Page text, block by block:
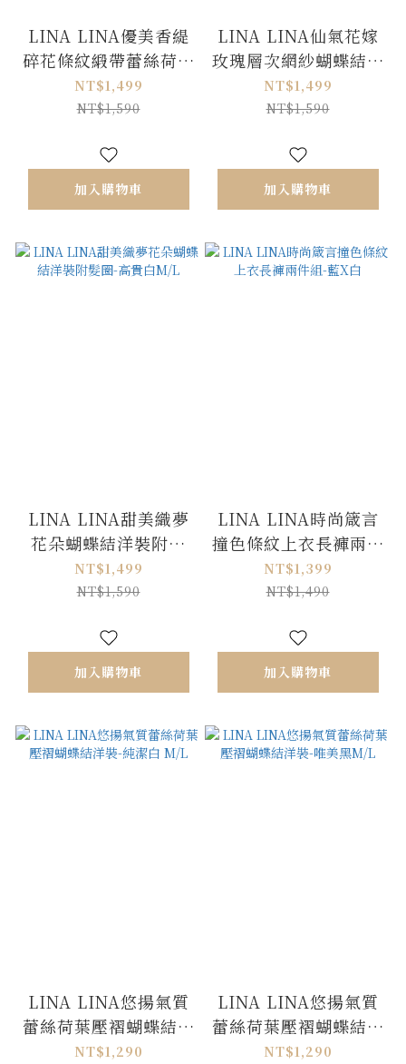
LINA LINA優美香緹
碎花條紋緞帶蕾絲荷葉
洋裝-唯美紫
NT$1,499
NT$1,590
加入購物車
LINA LINA仙氣花嫁
玫瑰層次網紗蝴蝶結洋
裝-奶油杏M/L
NT$1,499
NT$1,590
加入購物車
LINA LINA甜美織夢
花朵蝴蝶結洋裝附髮
圈-高貴白M/L
NT$1,499
NT$1,590
加入購物車
LINA LINA時尚箴言
撞色條紋上衣長褲兩件
組-藍X白
NT$1,399
NT$1,490
加入購物車
LINA LINA悠揚氣質
蕾絲荷葉壓褶蝴蝶結洋
裝-純潔白 M/L
NT$1,290
LINA LINA悠揚氣質
蕾絲荷葉壓褶蝴蝶結洋
裝-唯美黑M/L
NT$1,290